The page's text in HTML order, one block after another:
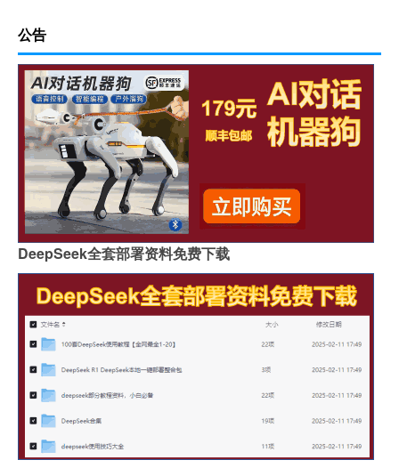
公告
DeepSeek全套部署资料免费下载